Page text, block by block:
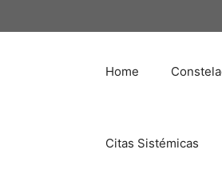
al
Home
Citas Sistémicas